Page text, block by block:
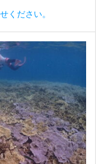
ください。